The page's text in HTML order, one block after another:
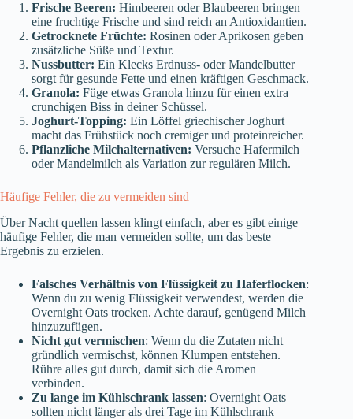
Frische Beeren: Himbeeren oder Blaubeeren bringen
eine fruchtige Frische und sind reich an Antioxidantien.
Getrocknete Früchte: Rosinen oder Aprikosen geben
zusätzliche Süße und Textur.
Nussbutter: Ein Klecks Erdnuss- oder Mandelbutter
sorgt für gesunde Fette und einen kräftigen Geschmack.
Granola: Füge etwas Granola hinzu für einen extra
crunchigen Biss in deiner Schüssel.
Joghurt-Topping: Ein Löffel griechischer Joghurt
macht das Frühstück noch cremiger und proteinreicher.
Pflanzliche Milchalternativen: Versuche Hafermilch
oder Mandelmilch als Variation zur regulären Milch.
Häufige Fehler, die zu vermeiden sind
Über Nacht quellen lassen klingt einfach, aber es gibt einige
häufige Fehler, die man vermeiden sollte, um das beste
Ergebnis zu erzielen.
Falsches Verhältnis von Flüssigkeit zu Haferflocken:
Wenn du zu wenig Flüssigkeit verwendest, werden die
Overnight Oats trocken. Achte darauf, genügend Milch
hinzuzufügen.
Nicht gut vermischen: Wenn du die Zutaten nicht
gründlich vermischst, können Klumpen entstehen.
Rühre alles gut durch, damit sich die Aromen
verbinden.
Zu lange im Kühlschrank lassen: Overnight Oats
sollten nicht länger als drei Tage im Kühlschrank